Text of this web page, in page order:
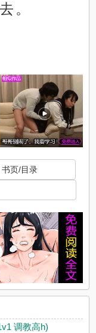
。
书页/目录
调教高h)